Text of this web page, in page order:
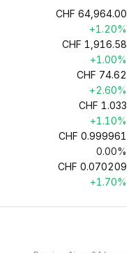
CHF 64,964.00
+1.20%
CHF 1,916.58
+1.00%
CHF 74.62
+2.60%
CHF 1.033
+1.10%
CHF 0.999961
0.00%
CHF 0.070209
+1.70%